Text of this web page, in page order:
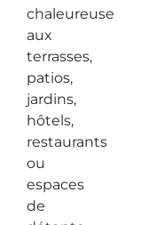
chaleureuse
aux
terrasses,
patios,
jardins,
hôtels,
restaurants
ou
espaces
de